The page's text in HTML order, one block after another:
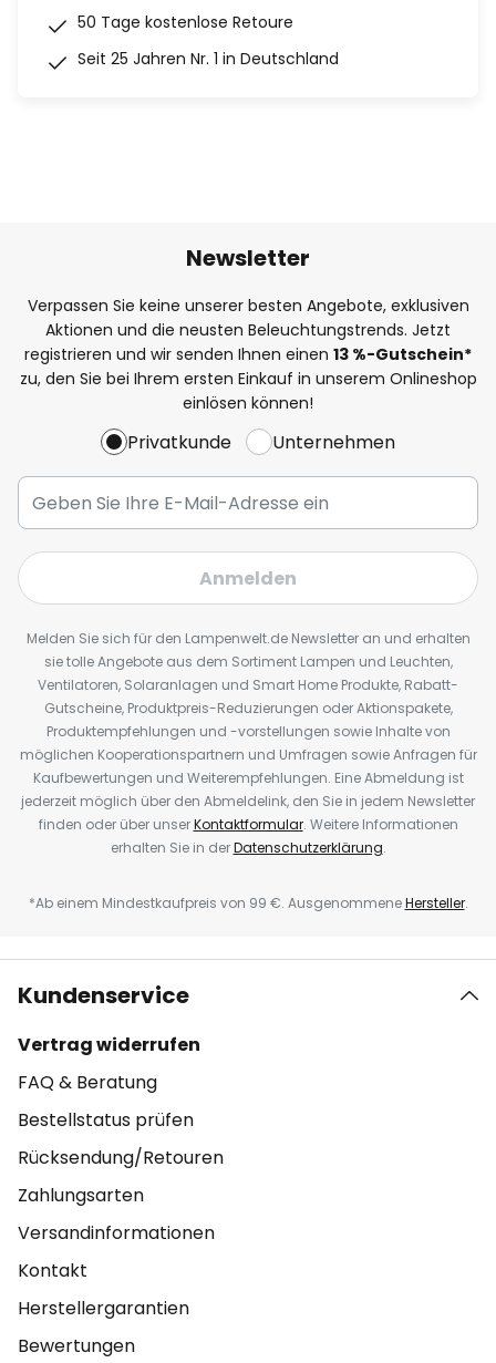
50 Tage kostenlose Retoure
Seit 25 Jahren Nr. 1 in Deutschland
Newsletter
Verpassen Sie keine unserer besten Angebote, exklusiven
Aktionen und die neusten Beleuchtungstrends. Jetzt
registrieren und wir senden Ihnen einen 13 %-Gutschein*
zu, den Sie bei Ihrem ersten Einkauf in unserem Onlineshop
einlösen können!
Privatkunde Unternehmen
Anmelden
Melden Sie sich für den Lampenwelt.de Newsletter an und erhalten
sie tolle Angebote aus dem Sortiment Lampen und Leuchten,
Ventilatoren, Solaranlagen und Smart Home Produkte, Rabatt-
Gutscheine, Produktpreis-Reduzierungen oder Aktionspakete,
Produktempfehlungen und -vorstellungen sowie Inhalte von
möglichen Kooperationspartnern und Umfragen sowie Anfragen für
Kaufbewertungen und Weiterempfehlungen. Eine Abmeldung ist
jederzeit möglich über den Abmeldelink, den Sie in jedem Newsletter
finden oder über unserKontaktformular. Weitere Informationen
erhalten Sie in derDatenschutzerklärung.
*Ab einem Mindestkaufpreis von 99 €. AusgenommeneHersteller.
Kundenservice
Vertrag widerrufen
FAQ & Beratung
Bestellstatus prüfen
Rücksendung/Retouren
Zahlungsarten
Versandinformationen
Kontakt
Herstellergarantien
Bewertungen